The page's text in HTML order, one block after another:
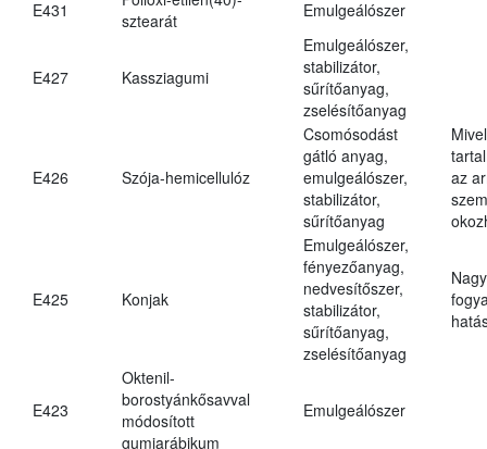
E431
sztearát
Emulgeálószer
E427 Kassziagumi
Emulgeálószer,
stabilizátor,
sűrítőanyag,
zselésítőanyag
E426 Szója-hemicellulóz
Csomósodást
gátló anyag,
emulgeálószer,
stabilizátor,
sűrítőanyag
az
E425 Konjak
Emulgeálószer,
fényezőanyag,
nedvesítőszer,
stabilizátor,
sűrítőanyag,
zselésítőanyag
E423
Oktenil-
borostyánkősavval
módosított
gumiarábikum
Emulgeálószer